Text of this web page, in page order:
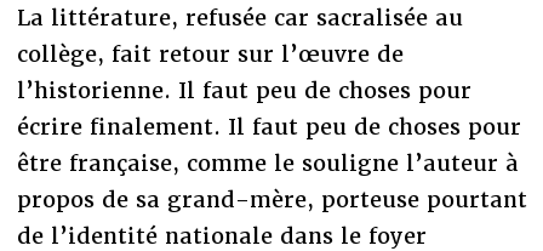
La littérature, refusée car sacralisée au
collège, fait retour sur l’œuvre de
l’historienne. Il faut peu de choses pour
écrire finalement. Il faut peu de choses pour
être française, comme le souligne l’auteur à
propos de sa grand-mère, porteuse pourtant
de l’identité nationale dans le foyer